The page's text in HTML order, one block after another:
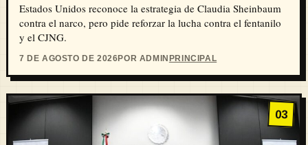
Estados Unidos reconoce la estrategia de Claudia Sheinbaum
contra el narco, pero pide reforzar la lucha contra el fentanilo
y el CJNG.
7 DE AGOSTO DE 2026POR ADMINPRINCIPAL
03